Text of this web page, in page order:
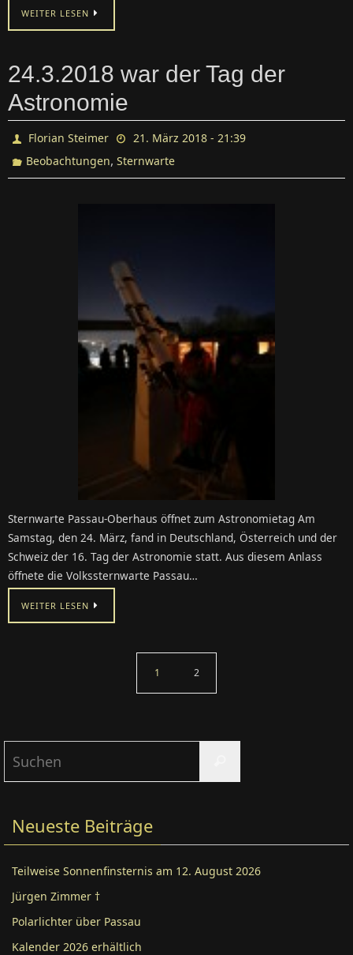
WEITER LESEN
24.3.2018 war der Tag der
Astronomie
Florian Steimer
21. März 2018 - 21:39
Beobachtungen,Sternwarte
Sternwarte Passau-Oberhaus öffnet zum Astronomietag Am
Samstag, den 24. März, fand in Deutschland, Österreich und der
Schweiz der 16. Tag der Astronomie statt. Aus diesem Anlass
öffnete die Volkssternwarte Passau…
WEITER LESEN
1 2
Neueste Beiträge
Teilweise Sonnenfinsternis am 12. August 2026
Jürgen Zimmer †
Polarlichter über Passau
Kalender 2026 erhältlich